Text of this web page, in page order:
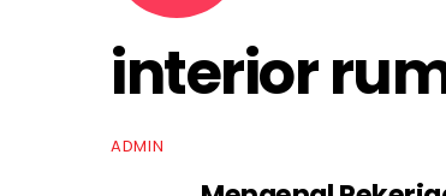
interior
ADMIN